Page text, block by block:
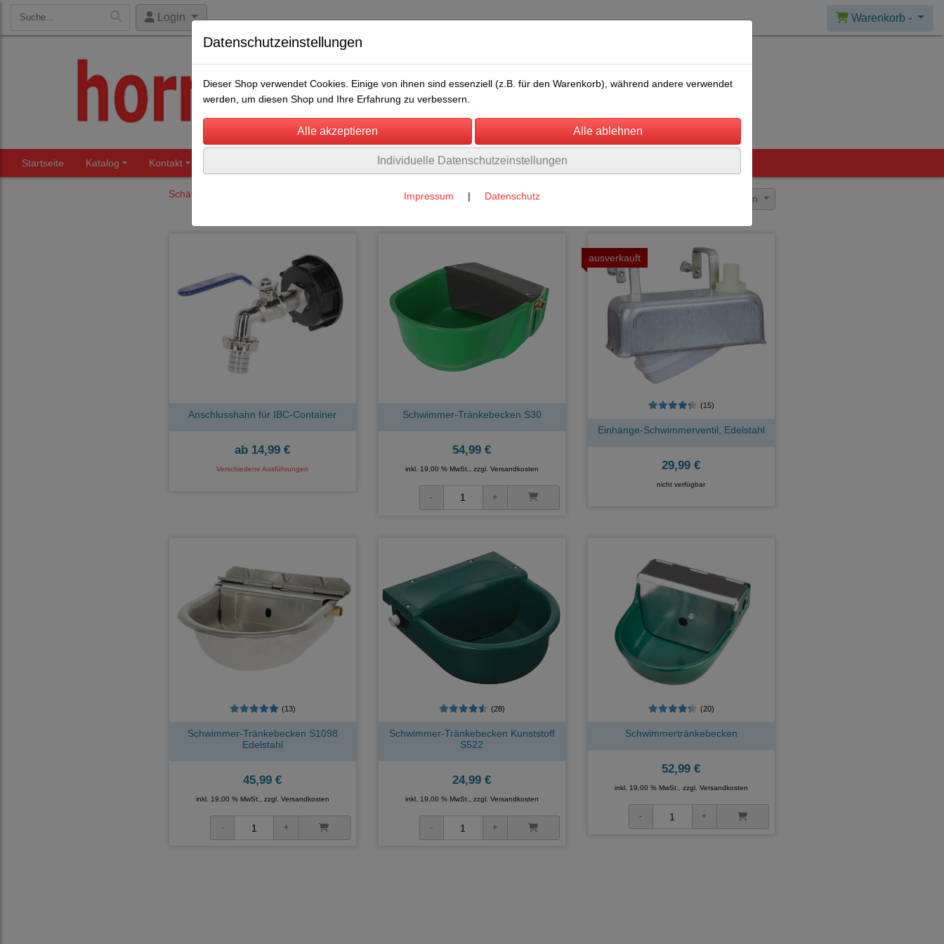
Login Warenkorb -
Startseite Katalog Kontakt Über uns Umwelt Rechtliches
Schäfereibedarf Sortierung wählen
Anschlusshahn für IBC-Container
ab 14,99 €
Verschiedene Ausführungen
Schwimmer-Tränkebecken S30
54,99 €
inkl. 19,00 % MwSt., zzgl. Versandkosten
ausverkauft
(15)
Einhänge-Schwimmerventil, Edelstahl
29,99 €
nicht verfügbar
(13)
Schwimmer-Tränkebecken S1098
Edelstahl
45,99 €
inkl. 19,00 % MwSt., zzgl. Versandkosten
(28)
Schwimmer-Tränkebecken Kunststoff
S522
24,99 €
inkl. 19,00 % MwSt., zzgl. Versandkosten
(20)
Schwimmertränkebecken
52,99 €
inkl. 19,00 % MwSt., zzgl. Versandkosten
Datenschutzeinstellungen
Dieser Shop verwendet Cookies. Einige von ihnen sind essenziell (z.B. für den Warenkorb), während andere verwendet
werden, um diesen Shop und Ihre Erfahrung zu verbessern.
Individuelle Datenschutzeinstellungen
Impressum | Datenschutz